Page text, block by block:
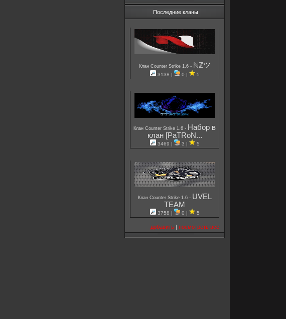
Последние кланы
Клан Counter Strike 1.6 - ℕℤツ
3138 | 0 | 5
Клан Counter Strike 1.6 - Набор в
клан [PaTRoN...
3469 | 3 | 5
Клан Counter Strike 1.6 - UVEL
TEAM
3758 | 0 | 5
добавить | посмотреть все